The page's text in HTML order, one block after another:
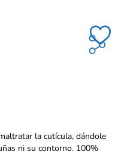
la cutícula, dándole
ni su contorno. 100%